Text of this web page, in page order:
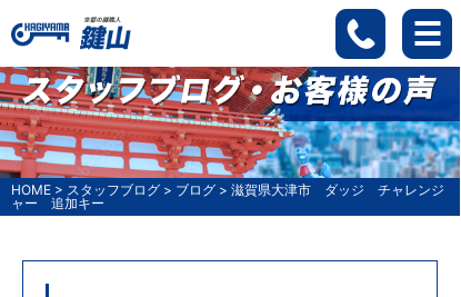
HOME > スタッフブログ > ブログ > 滋賀県大津市 ダッジ チャレンジ
ャー 追加キー